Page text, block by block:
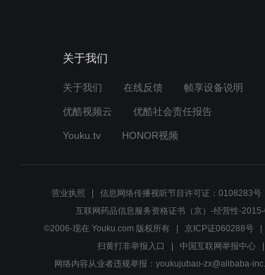
关于我们
关于我们 在线反馈 帧享设备说明
优酷视频云 优酷社会责任报告
Youku.tv HONOR视频
营业执照 信息网络传播视听节目许可证：0108283号
互联网药品信息服务资格证书（京）-经营性-
©2006-现在 Youku.com 版权所有
京ICP证060288号
扫黄打非举报入口
中国互联网举报中心
网络内容从业者违规举报：youkujubao-zx@alibaba-